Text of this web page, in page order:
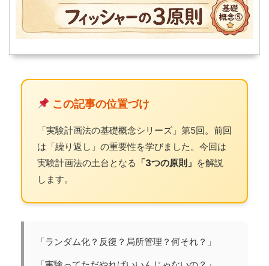
この記事の位置づけ
「実験計画法の基礎概念シリーズ」第5回。前回
は「繰り返し」の重要性を学びました。今回は
実験計画法の土台となる 「3つの原則」 を解説
します。
「ランダム化？反復？局所管理？何それ？」